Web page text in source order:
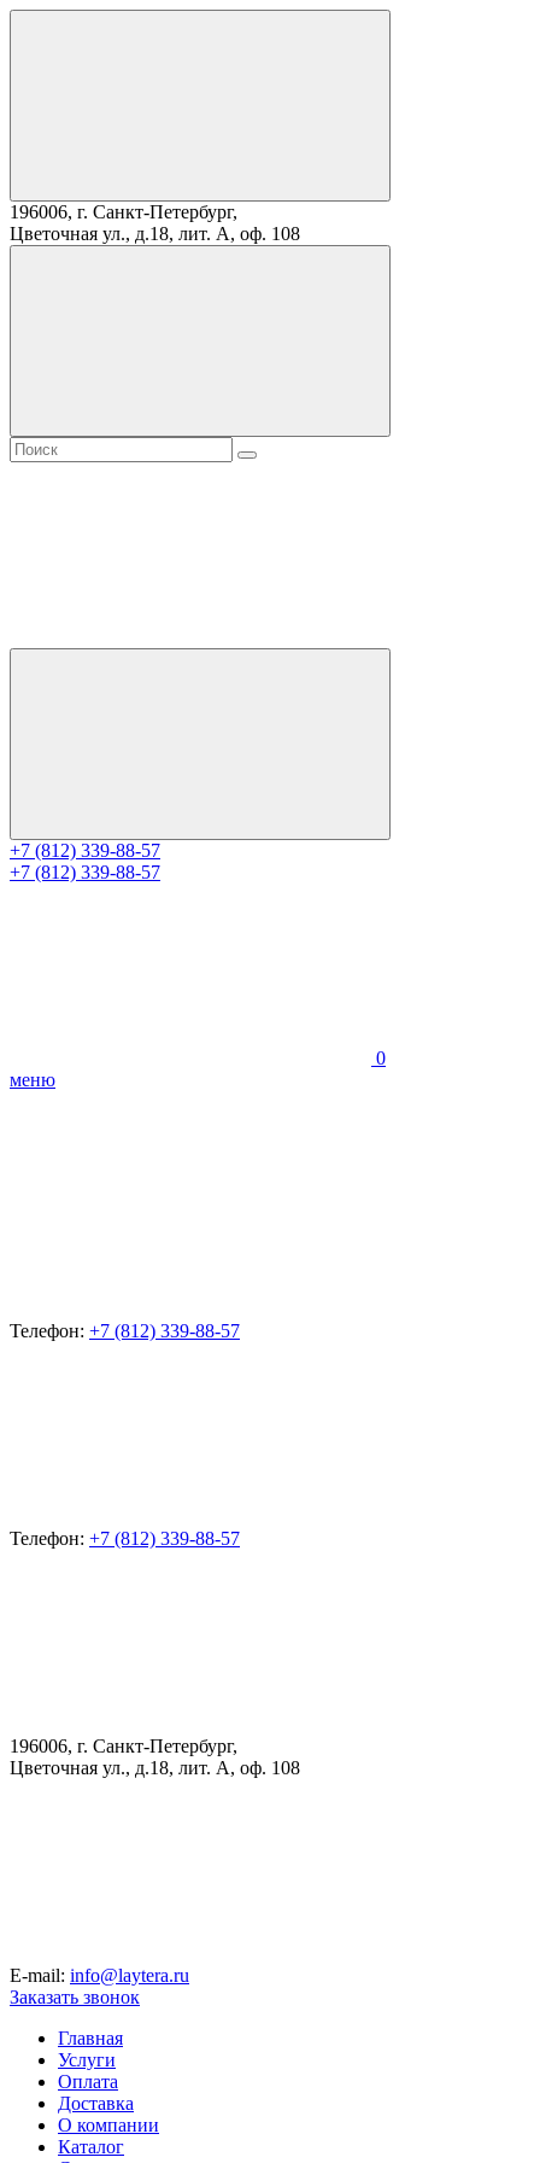
196006, г. Санкт-Петербург,
Цветочная ул., д.18, лит. А, оф. 108
+7 (812) 339-88-57
+7 (812) 339-88-57
0
меню
Телефон: +7 (812) 339-88-57
Телефон: +7 (812) 339-88-57
196006, г. Санкт-Петербург,
Цветочная ул., д.18, лит. А, оф. 108
E-mail: info@laytera.ru
Заказать звонок
Главная
Услуги
Оплата
Доставка
О компании
Каталог